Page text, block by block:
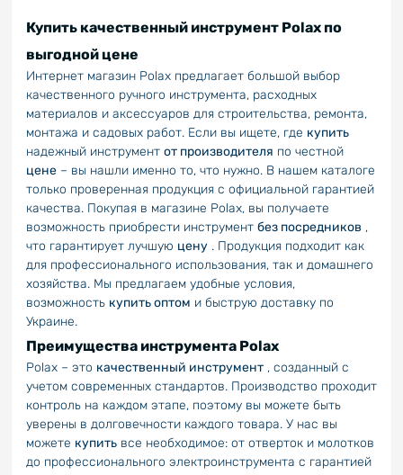
Купить качественный инструмент Polax по
выгодной цене
Интернет магазин Polax предлагает большой выбор
качественного ручного инструмента, расходных
материалов и аксессуаров для строительства, ремонта,
монтажа и садовых работ. Если вы ищете, где купить
надежный инструмент от производителя по честной
цене – вы нашли именно то, что нужно. В нашем каталоге
только проверенная продукция с официальной гарантией
качества. Покупая в магазине Polax, вы получаете
возможность приобрести инструмент без посредников ,
что гарантирует лучшую цену . Продукция подходит как
для профессионального использования, так и домашнего
хозяйства. Мы предлагаем удобные условия,
возможность купить оптом и быструю доставку по
Украине.
Преимущества инструмента Polax
Polax – это качественный инструмент , созданный с
учетом современных стандартов. Производство проходит
контроль на каждом этапе, поэтому вы можете быть
уверены в долговечности каждого товара. У нас вы
можете купить все необходимое: от отверток и молотков
до профессионального электроинструмента с гарантией